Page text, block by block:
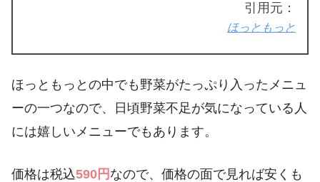
引用元：
ほっともっと
ほっともっとの中でも野菜がたっぷり入ったメニュ
ーの一つなので、日頃野菜不足が気になっている人
には嬉しいメニューでもあります。
価格は税込590円 なので、価格の面で見れば安くも